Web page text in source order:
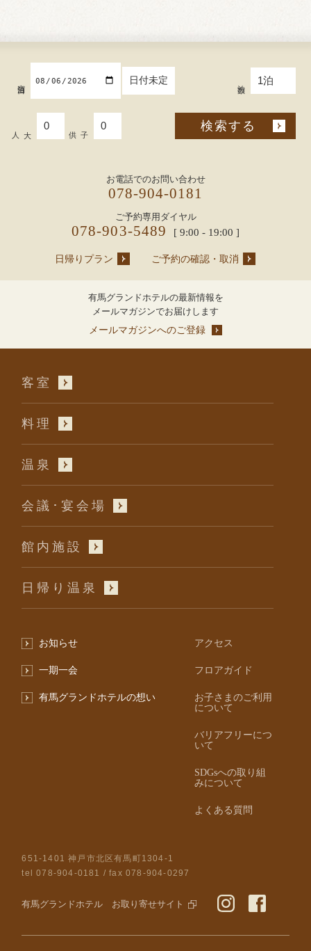
日付未定
検索する
お電話でのお問い合わせ
078-904-0181
ご予約専用ダイヤル
078-903-5489 [ 9:00 - 19:00 ]
日帰りプラン ご予約の確認・取消
有馬グランドホテルの最新情報を
メールマガジンでお届けします
メールマガジンへのご登録
客室
料理
温泉
会議･宴会場
館内施設
日帰り温泉
お知らせ
一期一会
有馬グランドホテルの想い
アクセス
フロアガイド
お子さまのご利用
について
バリアフリーにつ
いて
SDGsへの取り組
みについて
よくある質問
651-1401 神戸市北区有馬町1304-1
tel078-904-0181 / fax 078-904-0297
有馬グランドホテル お取り寄せサイト